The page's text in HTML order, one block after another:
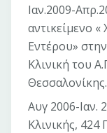
Ιαν.2009-
αντικείμενο
Εντέρου»
Κλινική του
Θεσσαλονίκης.
Αυγ 2006-Ιαν.
Κλινικής,